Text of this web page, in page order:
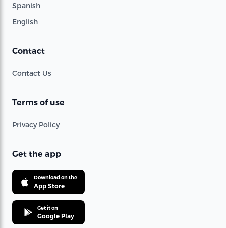
Spanish
English
Contact
Contact Us
Terms of use
Privacy Policy
Get the app
Download on the
App Store
Get it on
Google Play